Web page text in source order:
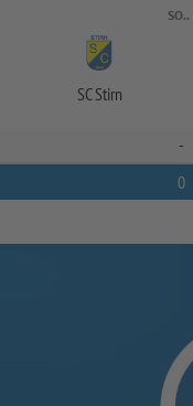
SO..
SC Stirn
-
0